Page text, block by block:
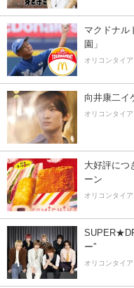
マクドナル
園」
オリコンタイ
向井康二イ
オリコンタイ
大好評につ
ーン
オリコンタイ
ー”
オリコンタイ